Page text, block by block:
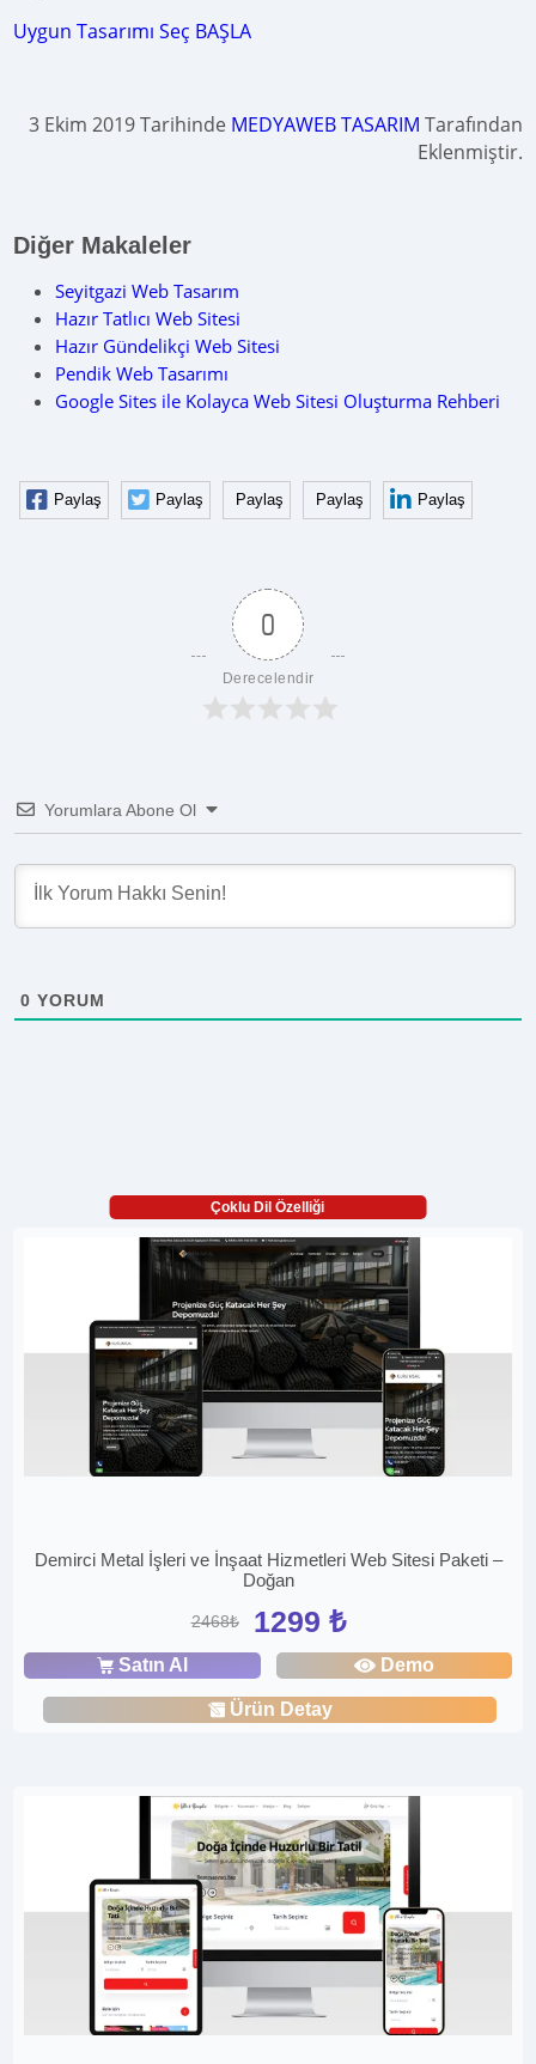
Uygun Tasarımı Seç BAŞLA
3 Ekim 2019 Tarihinde MEDYAWEB TASARIM Tarafından
Eklenmiştir.
Diğer Makaleler
Seyitgazi Web Tasarım
Hazır Tatlıcı Web Sitesi
Hazır Gündelikçi Web Sitesi
Pendik Web Tasarımı
Google Sites ile Kolayca Web Sitesi Oluşturma Rehberi
Paylaş Paylaş Paylaş Paylaş Paylaş
0
Derecelendir
Yorumlara Abone Ol
0 YORUM
Çoklu Dil Özelliği
Demirci Metal İşleri ve İnşaat Hizmetleri Web Sitesi Paketi –
Doğan
2468₺ 1299 ₺
Satın Al Demo
Ürün Detay